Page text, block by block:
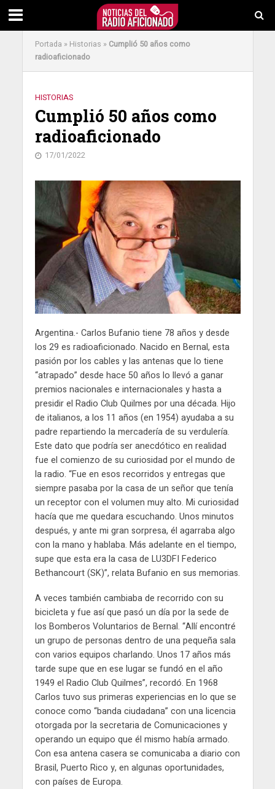
Portada » Historias » Cumplió 50 años como
radioaficionado
HISTORIAS
Cumplió 50 años como
radioaficionado
17/01/2022
Argentina.- Carlos Bufanio tiene 78 años y desde
los 29 es radioaficionado. Nacido en Bernal, esta
pasión por los cables y las antenas que lo tiene
“atrapado” desde hace 50 años lo llevó a ganar
premios nacionales e internacionales y hasta a
presidir el Radio Club Quilmes por una década. Hijo
de italianos, a los 11 años (en 1954) ayudaba a su
padre repartiendo la mercadería de su verdulería.
Este dato que podría ser anecdótico en realidad
fue el comienzo de su curiosidad por el mundo de
la radio. “Fue en esos recorridos y entregas que
siempre pasaba por la casa de un señor que tenía
un receptor con el volumen muy alto. Mi curiosidad
hacía que me quedara escuchando. Unos minutos
después, y ante mi gran sorpresa, él agarraba algo
con la mano y hablaba. Más adelante en el tiempo,
supe que esta era la casa de LU3DFI Federico
Bethancourt (SK)”, relata Bufanio en sus memorias.
A veces también cambiaba de recorrido con su
bicicleta y fue así que pasó un día por la sede de
los Bomberos Voluntarios de Bernal. “Allí encontré
un grupo de personas dentro de una pequeña sala
con varios equipos charlando. Unos 17 años más
tarde supe que en ese lugar se fundó en el año
1949 el Radio Club Quilmes”, recordó. En 1968
Carlos tuvo sus primeras experiencias en lo que se
conoce como “banda ciudadana” con una licencia
otorgada por la secretaria de Comunicaciones y
operando un equipo que él mismo había armado.
Con esa antena casera se comunicaba a diario con
Brasil, Puerto Rico y, en algunas oportunidades,
con países de Europa.